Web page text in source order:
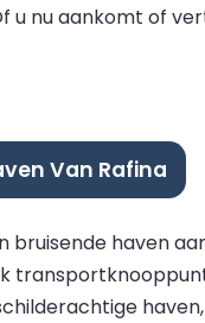
u nu aankomt of
Van Rafina
bruisende haven